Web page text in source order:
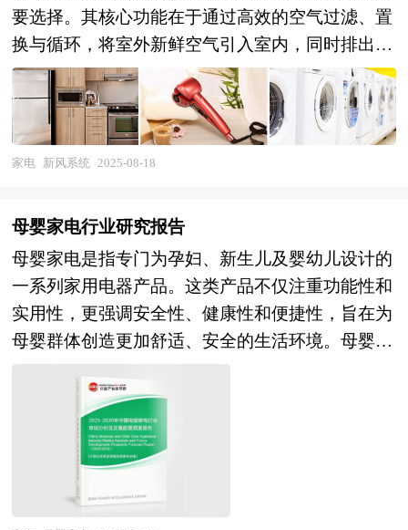
要选择。其核心功能在于通过高效的空气过滤、置
换与循环，将室外新鲜空气引入室内，同时排出室
内污浊空气，从而实现室内空气质量的持续改善与
提升。新风系统不仅能够有效过滤空气中的颗粒
物、有害气体，还能调节室内湿度与温度，为用户
提供健康、舒适且节能的室内空气环境，是现代建
内空气质量的关注度不断提高，以及对健康生活理
念的追求，新风系统市场需求呈现出显著增长的态
势。尤其是在城市化进程加快、空气污染问题日益
凸显的背景下，新风系统在住宅、商业建筑、学
校、医院等场所的应用越来越广泛。技术方面，新
能，逐渐向智能化、节能化、一体化方向发展。例
如，智能传感器技术的应用使得新风系统能够根据
室内空气质量自动调节运行模式；高效节能的风机
与热交换技术则进一步降低了设备的能耗，提升了
系统的运行效率。同时，随着消费者对产品品质与
家电 新风系统 2025-08-18
母婴家电行业研究报告
母婴家电是指专门为孕妇、新生儿及婴幼儿设计的
一系列家用电器产品。这类产品不仅注重功能性和
实用性，更强调安全性、健康性和便捷性，旨在为
母婴群体创造更加舒适、安全的生活环境。母婴家
类家电产品，例如孕期使用的胎心仪、空气净化
器；新生儿使用的暖奶器、消毒柜；婴幼儿使用的
辅食机、智能尿布桶等。 当前，中国母婴家电行
业正处于快速发展阶段。随着生活水平的提高和育
儿观念的转变，越来越多的家庭开始关注并购买母